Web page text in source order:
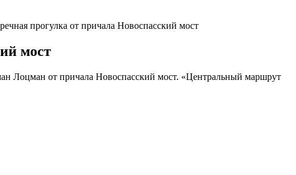
прогулка от причала Новоспасский мост
мост
Лоцман от причала Новоспасский мост. «Центральный маршрут